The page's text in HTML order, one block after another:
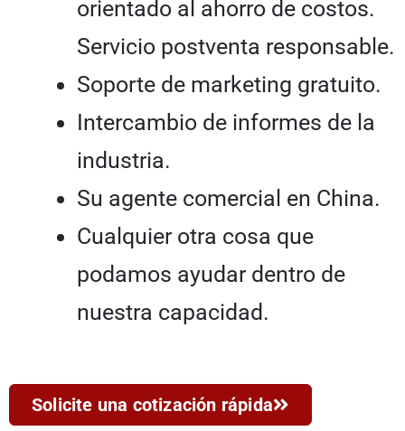
orientado al ahorro de costos.
Servicio postventa responsable.
Soporte de marketing gratuito.
Intercambio de informes de la
industria.
Su agente comercial en China.
Cualquier otra cosa que
podamos ayudar dentro de
nuestra capacidad.
Solicite una cotización rápida